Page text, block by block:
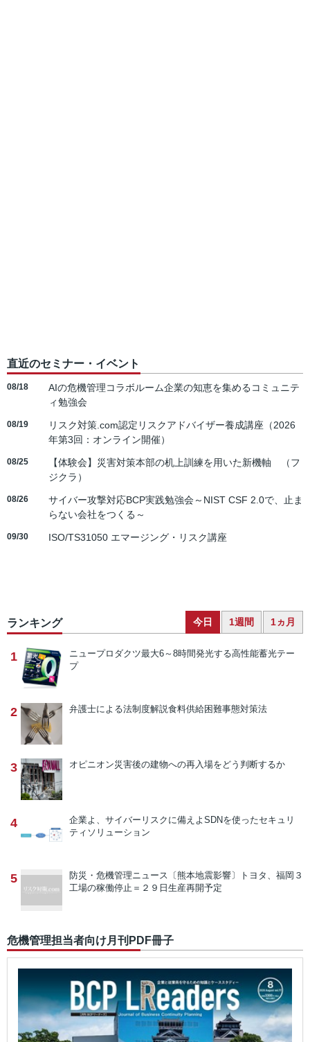
直近のセミナー・イベント
08/18
AIの危機管理コラボルーム企業の知恵を集めるコミュニテ
ィ勉強会
08/19
リスク対策.com認定リスクアドバイザー養成講座（2026
年第3回：オンライン開催）
08/25
【体験会】災害対策本部の机上訓練を用いた新機軸 （フ
ジクラ）
08/26
サイバー攻撃対応BCP実践勉強会～NIST CSF 2.0で、止ま
らない会社をつくる～
09/30 ISO/TS31050 エマージング・リスク講座
ランキング 今日 1週間 1ヵ月
1 ニュープロダクツ最大6～8時間発光する高性能蓄光テー
プ
2 弁護士による法制度解説食料供給困難事態対策法
3 オピニオン災害後の建物への再入場をどう判断するか
4 企業よ、サイバーリスクに備えよ SDNを使ったセキュリ
ティソリューション
5 防災・危機管理ニュース 〔熊本地震影響〕トヨタ、福岡３
工場の稼働停止＝２９日生産再開予定
危機管理担当者向け月刊PDF冊子